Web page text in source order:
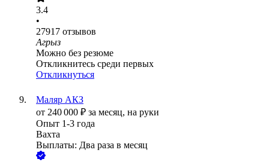
3.4
•
27917 отзывов
Агрыз
Можно без резюме
Откликнитесь среди первых
Откликнуться
Маляр АКЗ
от 240 000 ₽ за месяц, на руки
Опыт 1-3 года
Вахта
Выплаты: Два раза в месяц